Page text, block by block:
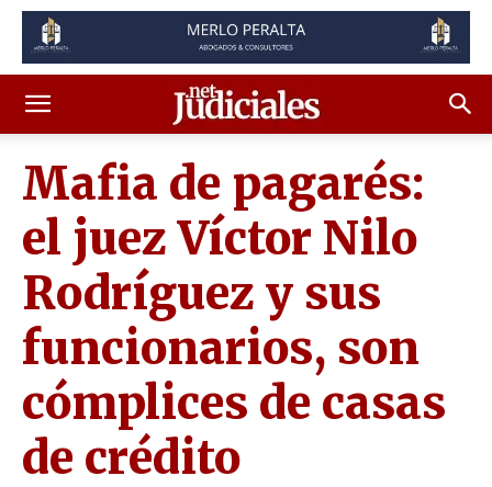
Mafia de pagarés:
el juez Víctor Nilo
Rodríguez y sus
funcionarios, son
cómplices de casas
de crédito